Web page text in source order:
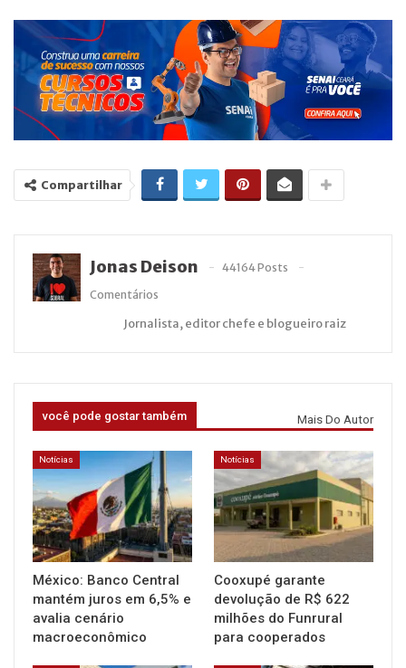
Compartilhar
Jonas Deison
44164 Posts
Comentários
Jornalista, editor chefe e blogueiro raiz
você pode gostar também Mais Do Autor
Notícias
México: Banco Central
mantém juros em 6,5% e
avalia cenário
macroeconômico
Notícias
Cooxupé garante
devolução de R$ 622
milhões do Funrural
para cooperados